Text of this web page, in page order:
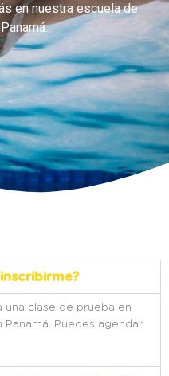
en nuestra escuela de
una clase de prueba en
Puedes agendar